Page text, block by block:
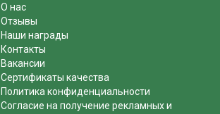
О нас
Отзывы
Наши награды
Контакты
Вакансии
Сертификаты качества
Политика конфиденциальности
Согласие на получение рекламных и